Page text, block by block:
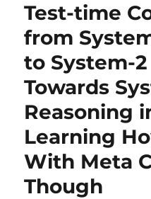
ー
Test-time
from
to System-
Towards
Reasoning
Learning
With Meta
Though